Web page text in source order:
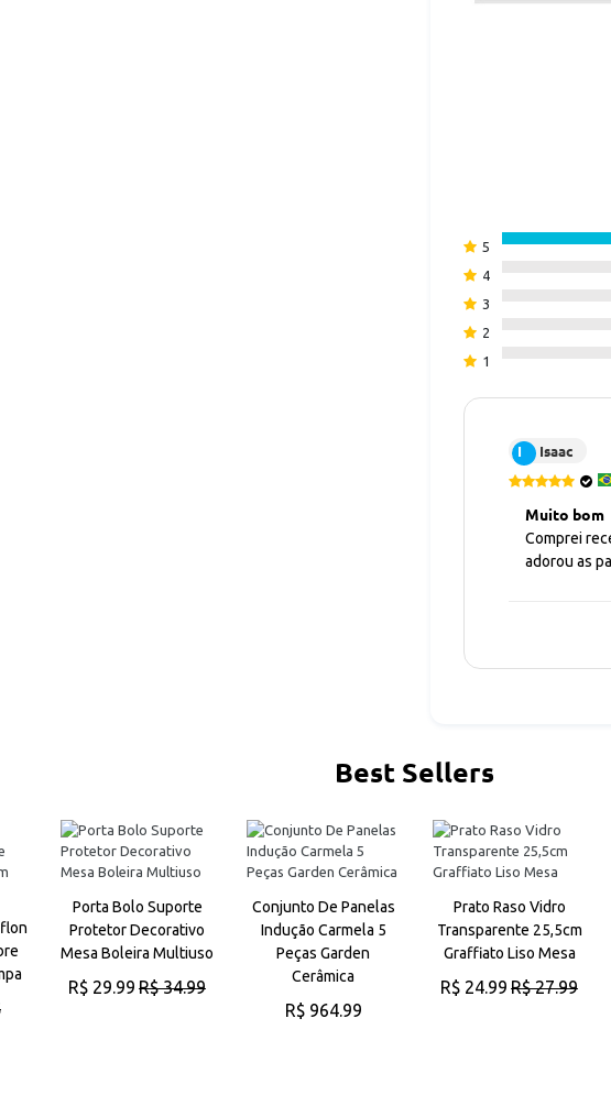
5
4
3
2
1
I Isaac
Muito bom
Comprei
adorou as
Best Sellers
Porta Bolo Suporte
Protetor Decorativo
Mesa Boleira Multiuso
R$ 29.99 R$ 34.99
Conjunto De Panelas
Indução Carmela 5
Peças Garden
Cerâmica
R$ 964.99
Prato Raso Vidro
Transparente 25,5cm
Graffiato Liso Mesa
R$ 24.99 R$ 27.99